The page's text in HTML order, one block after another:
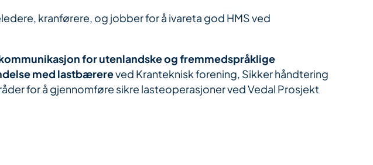
kranførere, og jobber for å ivareta god HMS ved
for utenlandske og fremmedspråklige
med lastbærereved Kranteknisk forening, Sikker håndtering
for å gjennomføre sikre lasteoperasjoner ved Vedal Prosjekt